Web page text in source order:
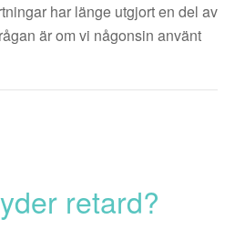
har länge utgjort en del av
är om vi någonsin använt
retard?